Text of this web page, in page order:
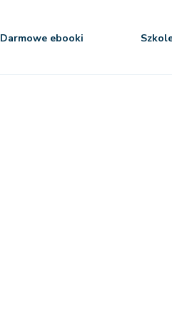
Darmowe ebooki